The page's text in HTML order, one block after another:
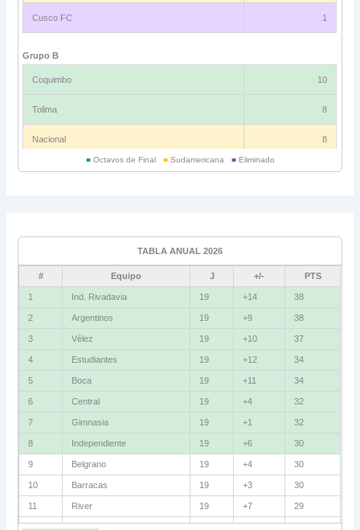
Cusco FC 1
Grupo B
Coquimbo 10
Tolima 8
Nacional 8
Bolívar 5
La Guaira
Grupo D
U. Católica
Cruzeiro 11
Boca Jrs.
Barcelona SC
Grupo E
■Octavos de Final ■Sudamericana ■Eliminado
TABLA ANUAL 2026
# Equipo J +/- PTS
1 Ind. Rivadavia 19 +14 38
2 Argentinos 19 +9 38
3 Vélez 19 +10 37
4 Estudiantes 19 +12 34
5 Boca 19 +11 34
6 Central 19 +4 32
7 Gimnasia 19 +1 32
8 Independiente 19 +6 30
9 Belgrano 19 +4 30
10 Barracas 19 +3 30
11 River 19 +7 29
12 Talleres